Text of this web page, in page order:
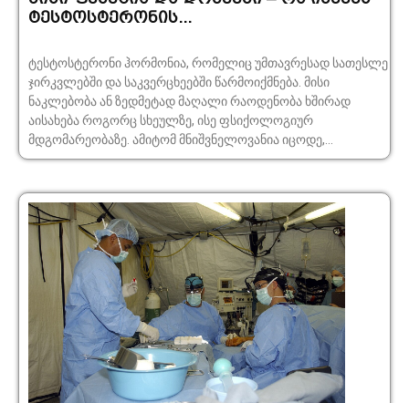
ტესტოსტერონის...
ტესტოსტერონი ჰორმონია, რომელიც უმთავრესად სათესლე
ჯირკვლებში და საკვერცხეებში წარმოიქმნება. მისი
ნაკლებობა ან ზედმეტად მაღალი რაოდენობა ხშირად
აისახება როგორც სხეულზე, ისე ფსიქოლოგიურ
მდგომარეობაზე. ამიტომ მნიშვნელოვანია იცოდე,...